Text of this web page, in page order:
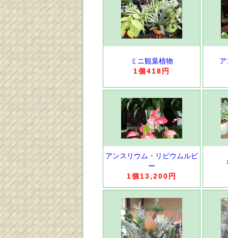
ミニ観葉植物
1個418円
アンスリウム・リビウムルビ
ー
1個13,200円